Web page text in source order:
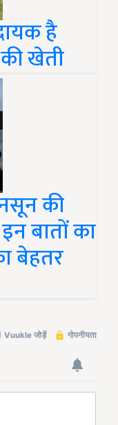
है
खेती
की
बातों का
बेहतर